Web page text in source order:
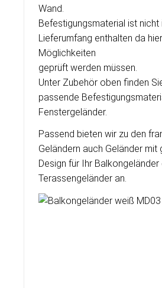
Wand.
Befestigungsmaterial ist nicht
Lieferumfang enthalten da
Möglichkeiten
geprüft werden müssen.
Unter Zubehör oben finden
passende
Fenstergeländer.
Passend bieten wir zu den
Geländern auch Geländer mit
Design für Ihr
Terassengeländer an.